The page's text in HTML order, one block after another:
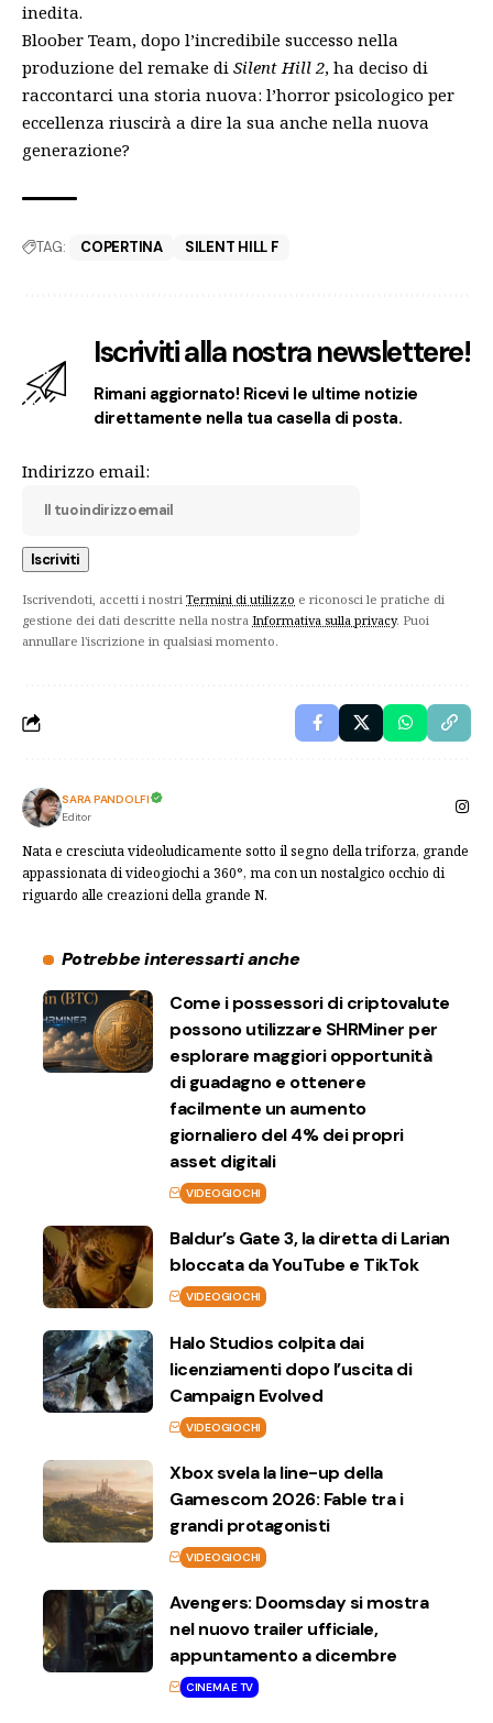
inedita.
Bloober Team, dopo l’incredibile successo nella
produzione del remake di Silent Hill 2, ha deciso di
raccontarci una storia nuova: l’horror psicologico per
eccellenza riuscirà a dire la sua anche nella nuova
generazione?
TAG: COPERTINA SILENT HILL F
Iscriviti alla nostra newslettere!
Rimani aggiornato! Ricevi le ultime notizie
direttamente nella tua casella di posta.
Indirizzo email:
Iscrivendoti, accetti i nostri Termini di utilizzo e riconosci le pratiche di
gestione dei dati descritte nella nostra Informativa sulla privacy. Puoi
annullare l'iscrizione in qualsiasi momento.
SARA PANDOLFI
Editor
Nata e cresciuta videoludicamente sotto il segno della triforza, grande
appassionata di videogiochi a 360°, ma con un nostalgico occhio di
riguardo alle creazioni della grande N.
Potrebbe interessarti anche
Come i possessori di criptovalute
possono utilizzare SHRMiner per
esplorare maggiori opportunità
di guadagno e ottenere
facilmente un aumento
giornaliero del 4% dei propri
asset digitali
VIDEOGIOCHI
Baldur’s Gate 3, la diretta di Larian
bloccata da YouTube e TikTok
VIDEOGIOCHI
Halo Studios colpita dai
licenziamenti dopo l’uscita di
Campaign Evolved
VIDEOGIOCHI
Xbox svela la line-up della
Gamescom 2026: Fable tra i
grandi protagonisti
VIDEOGIOCHI
Avengers: Doomsday si mostra
nel nuovo trailer ufficiale,
appuntamento a dicembre
CINEMA E TV